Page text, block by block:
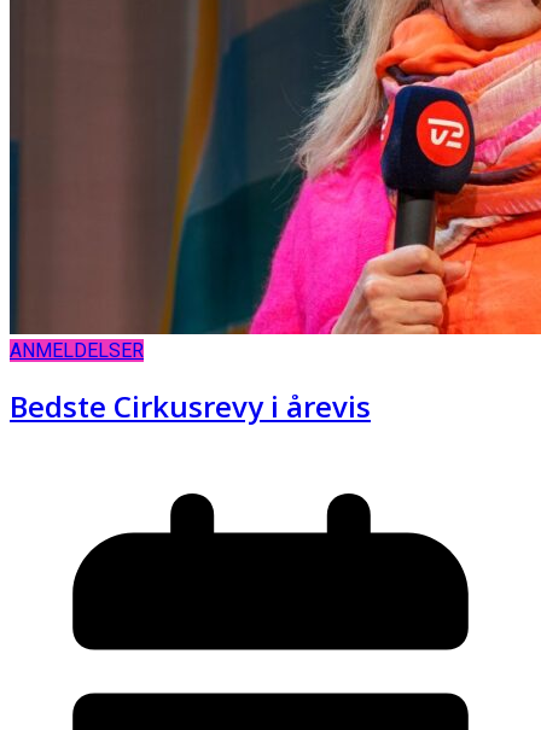
ANMELDELSER
Bedste Cirkusrevy i årevis